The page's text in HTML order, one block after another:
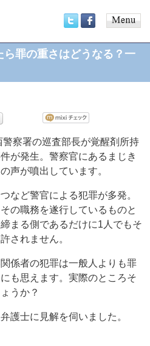
menu
ら罪の重さはどうなる？一
察署の巡査部長が覚醒剤所持
が発生。警察官にあるまじき
声が噴出しています。
など警官による犯罪が多発。
の職務を遂行しているものと
まる側であるだけに1人でもそ
されません。
係者の犯罪は一般人よりも罪
も思えます。実際のところそ
うか？
弁護士に見解を伺いました。